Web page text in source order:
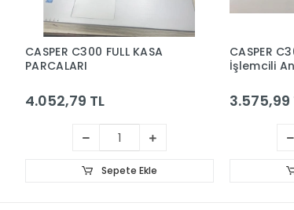
CASPER C300 FULL KASA
PARCALARI
4.052,79 TL
Sepete Ekle
CASPER
İşlemcili
3.575,99